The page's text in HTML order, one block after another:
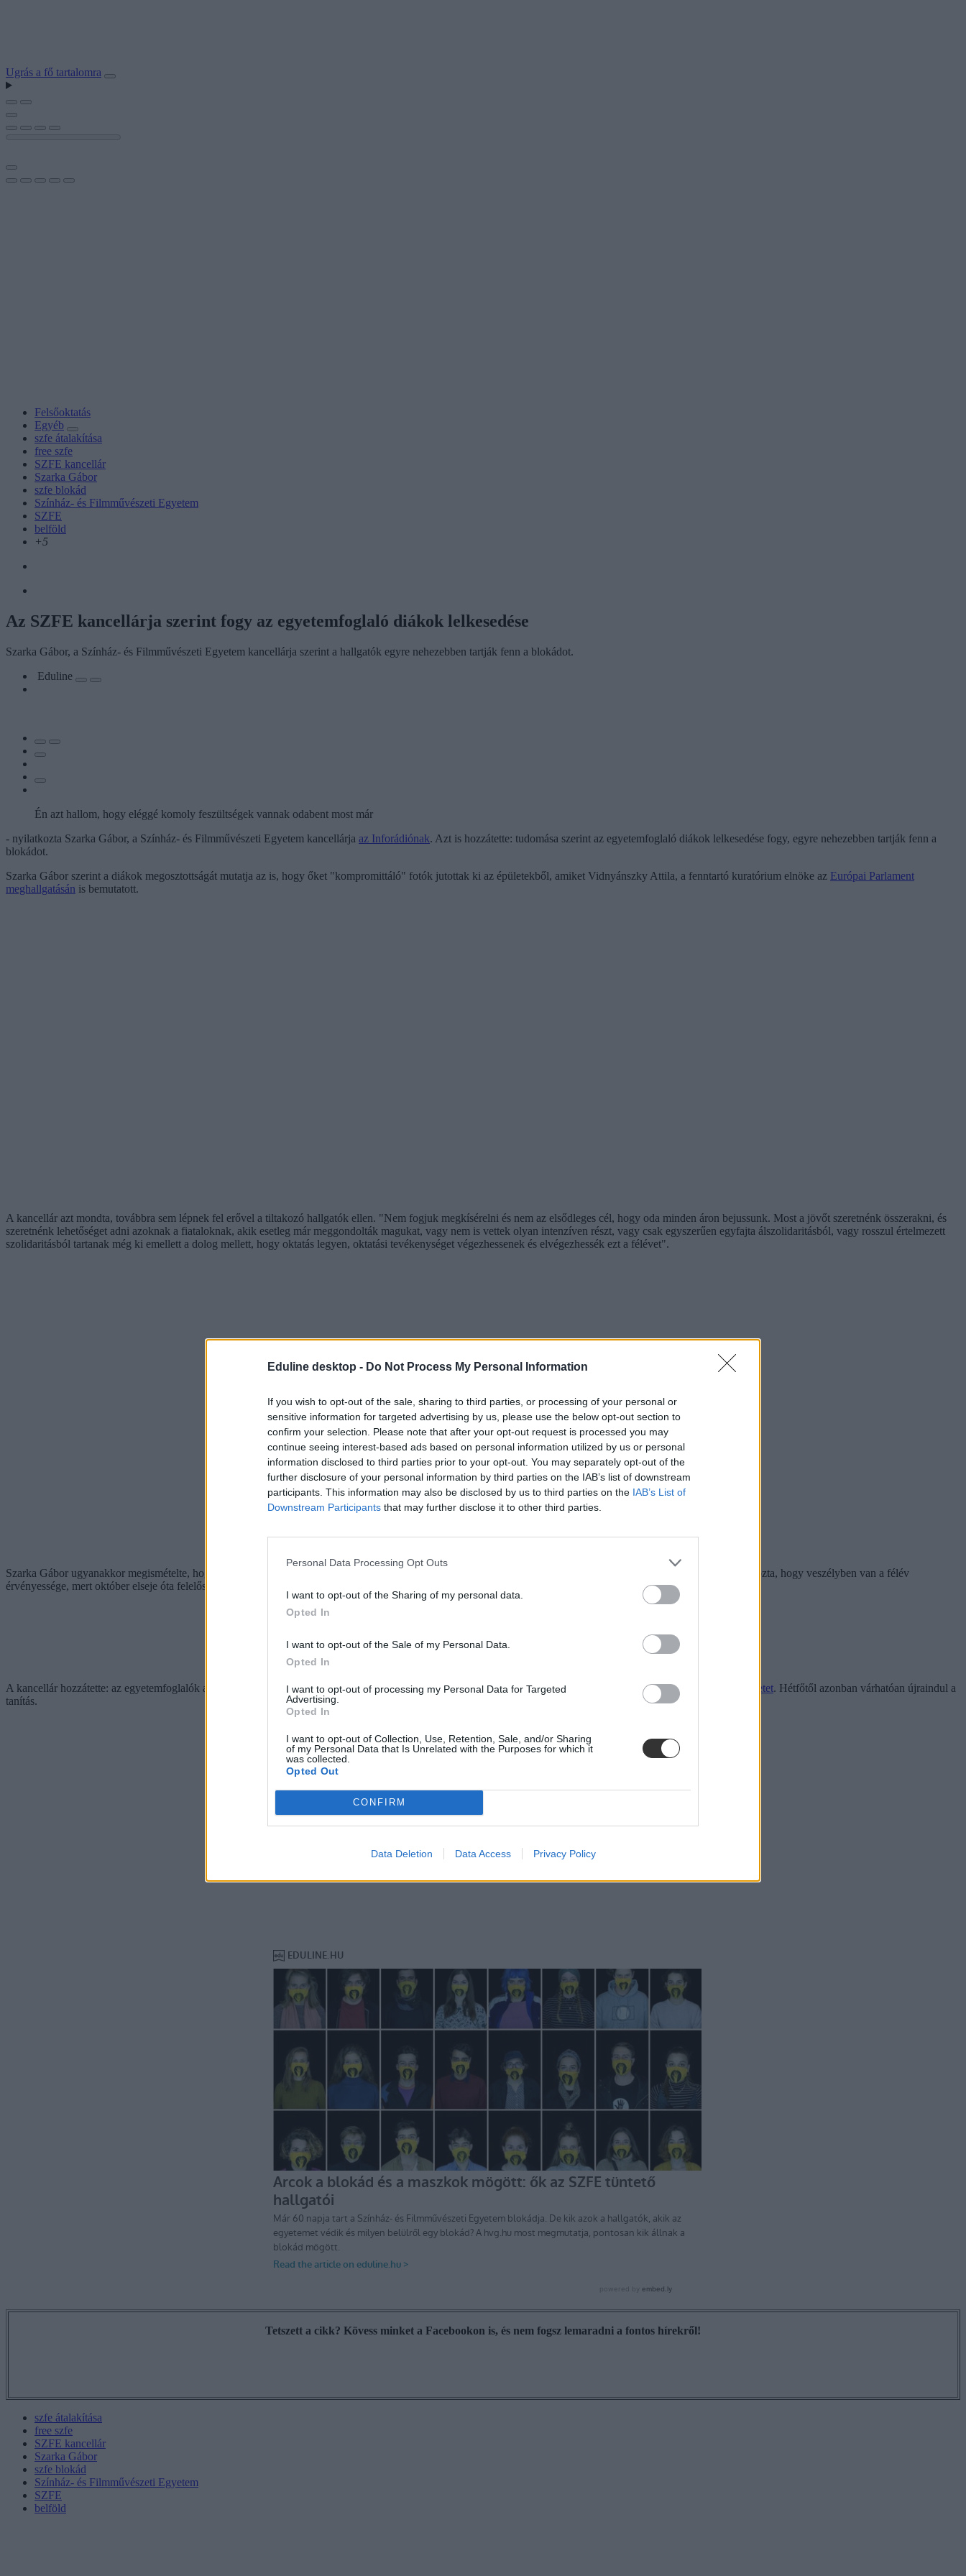
Eduline desktop - Do Not Process My Personal Information
If you wish to opt-out of the sale, sharing to third parties, or processing of your personal or
sensitive information for targeted advertising by us, please use the below opt-out section to
confirm your selection. Please note that after your opt-out request is processed you may
continue seeing interest-based ads based on personal information utilized by us or personal
information disclosed to third parties prior to your opt-out. You may separately opt-out of the
further disclosure of your personal information by third parties on the IAB’s list of downstream
participants. This information may also be disclosed by us to third parties on the IAB’s List of
Downstream Participants that may further disclose it to other third parties.
Personal Data Processing Opt Outs
I want to opt-out of the Sharing of my personal data.
Opted In
I want to opt-out of the Sale of my Personal Data.
Opted In
I want to opt-out of processing my Personal Data for Targeted
Advertising.
Opted In
I want to opt-out of Collection, Use, Retention, Sale, and/or Sharing
of my Personal Data that Is Unrelated with the Purposes for which it
was collected.
Opted Out
CONFIRM
Data Deletion Data Access Privacy Policy
Ugrás a fő tartalomra
Felsőoktatás
Egyéb
szfe átalakítása
free szfe
SZFE kancellár
Szarka Gábor
szfe blokád
Színház- és Filmművészeti Egyetem
SZFE
belföld
+5
Az SZFE kancellárja szerint fogy az egyetemfoglaló diákok lelkesedése
Szarka Gábor, a Színház- és Filmművészeti Egyetem kancellárja szerint a hallgatók egyre nehezebben tartják fenn a blokádot.
Eduline
Én azt hallom, hogy eléggé komoly feszültségek vannak odabent most már
- nyilatkozta Szarka Gábor, a Színház- és Filmművészeti Egyetem kancellárja az Inforádiónak. Azt is hozzátette: tudomása szerint az egyetemfoglaló diákok lelkesedése fogy, egyre nehezebben tartják fenn a
blokádot.
Szarka Gábor szerint a diákok megosztottságát mutatja az is, hogy őket "kompromittáló" fotók jutottak ki az épületekből, amiket Vidnyánszky Attila, a fenntartó kuratórium elnöke az Európai Parlament
meghallgatásán is bemutatott.
A kancellár azt mondta, továbbra sem lépnek fel erővel a tiltakozó hallgatók ellen. "Nem fogjuk megkísérelni és nem az elsődleges cél, hogy oda minden áron bejussunk. Most a jövőt szeretnénk összerakni, és
szeretnénk lehetőséget adni azoknak a fiataloknak, akik esetleg már meggondolták magukat, vagy nem is vettek olyan intenzíven részt, vagy csak egyszerűen egyfajta álszolidaritásból, vagy rosszul értelmezett
szolidaritásból tartanak még ki emellett a dolog mellett, hogy oktatás legyen, oktatási tevékenységet végezhessenek és elvégezhessék ezt a félévet".
Szarka Gábor ugyanakkor megismételte, hogy előbb-utóbb minden Színművészetisnek nyilatkoznia kell, hogy együtt működik-e az új vezetéssel. Azt is újra hangsúlyozta, hogy veszélyben van a félév
érvényessége, mert október elseje óta felelős vezető nem ellenőrizte az egyetemen folyó oktatást.
A kancellár hozzátette: az egyetemfoglalók a karbantartókat és a fertőtlenítést végzőket sem engedték be az épületbe, így kénytelen volt meghosszabbítani az őszi szünetet. Hétfőtől azonban várhatóan újraindul a
tanítás.
Tetszett a cikk? Kövess minket a Facebookon is, és nem fogsz lemaradni a fontos hírekről!
szfe átalakítása
free szfe
SZFE kancellár
Szarka Gábor
szfe blokád
Színház- és Filmművészeti Egyetem
SZFE
belföld